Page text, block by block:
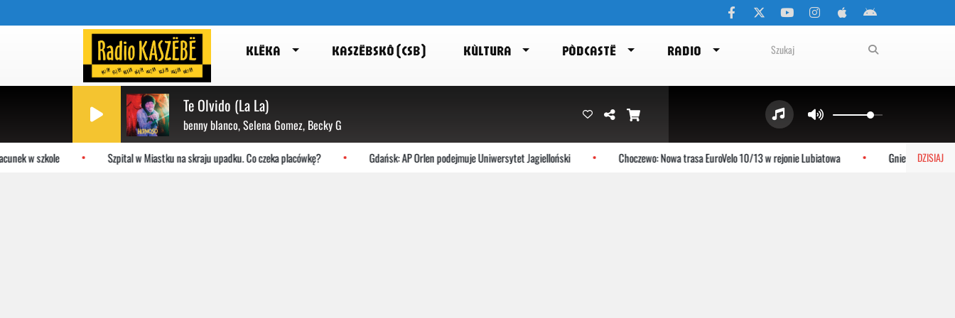
KLËKA KASZËBSKÔ (CSB) KÙLTURA PÒDCASTË RADIO
Te Olvido (La La)
benny blanco, Selena Gomez, Becky G
DZISIAJ
w szkole Szpital w Miastku na skraju upadku. Co czeka placówkę? Gdańsk: AP Orlen podejmuje Uniwersytet Jagielloński Choczewo: Nowa trasa EuroVelo 10/13 w rejonie Lubiatowa Gniewino: Stolem